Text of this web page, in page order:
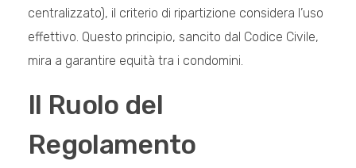
centralizzato), il criterio di ripartizione considera l’uso
effettivo. Questo principio, sancito dal Codice Civile,
mira a garantire equità tra i condomini.
Il Ruolo del
Regolamento